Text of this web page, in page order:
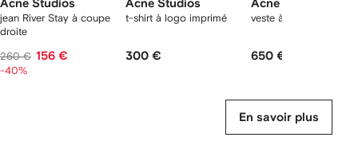
Acne Studios
jean River Stay à coupe
droite
260 € 156 €
-40%
Acne Studios
t-shirt à logo imprimé
300 €
Acne Studios
veste à effet délavé
650 €
En savoir plus